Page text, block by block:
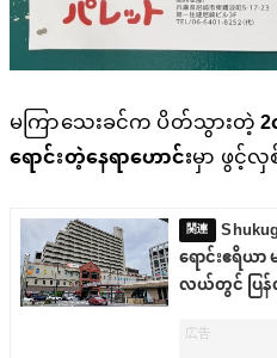
မကြာသေးခင်က ပိတ်သွားတဲ့
ရောင်းတဲ့နေရာဟောင်းမှာ ဖွင့်လှ
ရောင်းဧရိ
လယ်တွင် ပြ